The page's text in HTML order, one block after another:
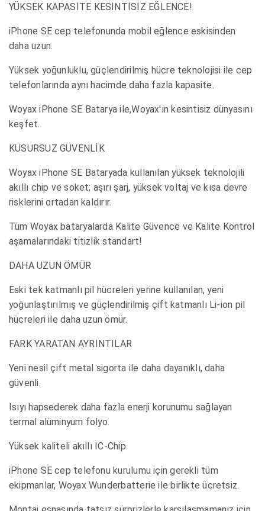
YÜKSEK KAPASİTE KESİNTİSİZ EĞLENCE!
iPhone SE cep telefonunda mobil eğlence eskisinden
daha uzun.
Yüksek yoğunluklu, güçlendirilmiş hücre teknolojisi ile cep
telefonlarında aynı hacimde daha fazla kapasite.
Woyax iPhone SE Batarya ile,Woyax'ın kesintisiz dünyasını
keşfet.
KUSURSUZ GÜVENLİK
Woyax iPhone SE Bataryada kullanılan yüksek teknolojili
akıllı chip ve soket; aşırı şarj, yüksek voltaj ve kısa devre
risklerini ortadan kaldırır.
Tüm Woyax bataryalarda Kalite Güvence ve Kalite Kontrol
aşamalarındaki titizlik standart!
DAHA UZUN ÖMÜR
Eski tek katmanlı pil hücreleri yerine kullanılan, yeni
yoğunlaştırılmış ve güçlendirilmiş çift katmanlı Li-ion pil
hücreleri ile daha uzun ömür.
FARK YARATAN AYRINTILAR
Yeni nesil çift metal sigorta ile daha dayanıklı, daha
güvenli.
Isıyı hapsederek daha fazla enerji korunumu sağlayan
termal alüminyum folyo.
Yüksek kaliteli akıllı IC-Chip.
iPhone SE cep telefonu kurulumu için gerekli tüm
ekipmanlar, Woyax Wunderbatterie ile birlikte ücretsiz.